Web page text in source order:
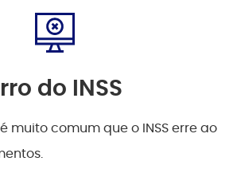
do INSS
muito comum que o INSS erre ao